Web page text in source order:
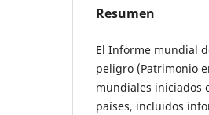
Resumen
El Informe mundial
peligro (Patrimonio
mundiales iniciados
países, incluidos